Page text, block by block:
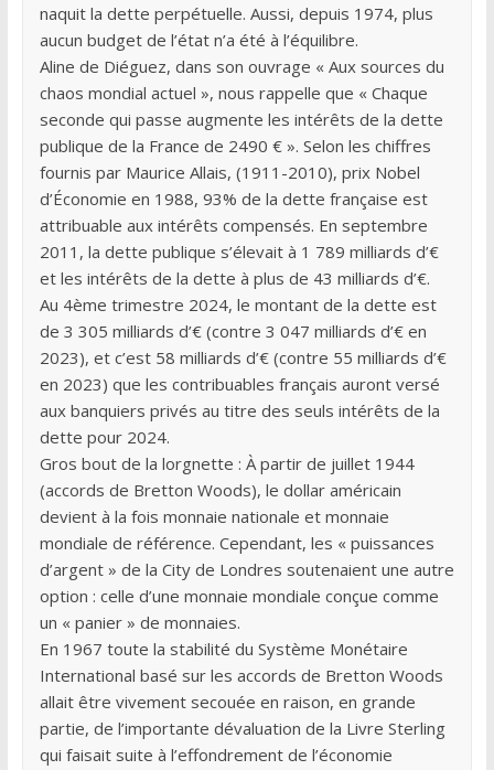
naquit la dette perpétuelle. Aussi, depuis 1974, plus
aucun budget de l’état n’a été à l’équilibre.
Aline de Diéguez, dans son ouvrage « Aux sources du
chaos mondial actuel », nous rappelle que « Chaque
seconde qui passe augmente les intérêts de la dette
publique de la France de 2490 € ». Selon les chiffres
fournis par Maurice Allais, (1911-2010), prix Nobel
d’Économie en 1988, 93% de la dette française est
attribuable aux intérêts compensés. En septembre
2011, la dette publique s’élevait à 1 789 milliards d’€
et les intérêts de la dette à plus de 43 milliards d’€.
Au 4ème trimestre 2024, le montant de la dette est
de 3 305 milliards d’€ (contre 3 047 milliards d’€ en
2023), et c’est 58 milliards d’€ (contre 55 milliards d’€
en 2023) que les contribuables français auront versé
aux banquiers privés au titre des seuls intérêts de la
dette pour 2024.
Gros bout de la lorgnette : À partir de juillet 1944
(accords de Bretton Woods), le dollar américain
devient à la fois monnaie nationale et monnaie
mondiale de référence. Cependant, les « puissances
d’argent » de la City de Londres soutenaient une autre
option : celle d’une monnaie mondiale conçue comme
un « panier » de monnaies.
En 1967 toute la stabilité du Système Monétaire
International basé sur les accords de Bretton Woods
allait être vivement secouée en raison, en grande
partie, de l’importante dévaluation de la Livre Sterling
qui faisait suite à l’effondrement de l’économie